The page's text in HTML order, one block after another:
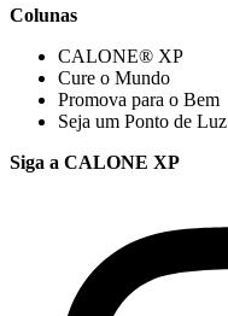
Colunas
CALONE® XP
Cure o Mundo
Promova para o Bem
Seja um Ponto de Luz
Siga a CALONE XP